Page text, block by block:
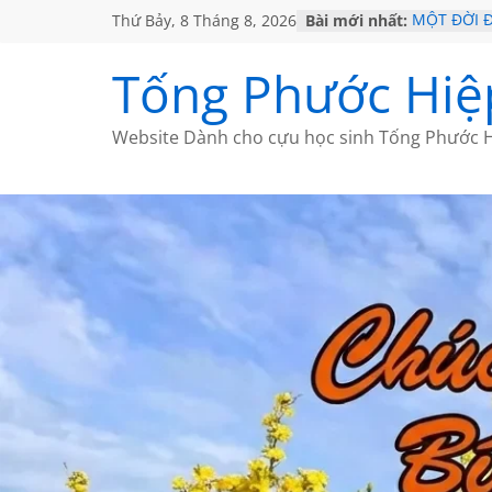
Thứ Bảy, 8 Tháng 8, 2026 Bài mới nhất: MỘT ĐỜI
CHÙM
GIÃ TỪ ĐÀ
HỌC SỬ
Tống Phước
Website Dành cho cựu học sinh Tống Phước